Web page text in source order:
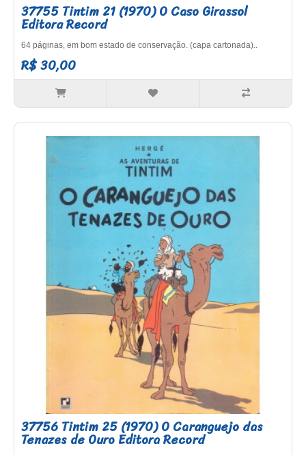
37755 Tintim 21 (1970) O Caso Girassol
Editora Record
64 páginas, em bom estado de conservação. (capa cartonada)..
R$ 30,00
37756 Tintim 25 (1970) O Caranguejo das
Tenazes de Ouro Editora Record